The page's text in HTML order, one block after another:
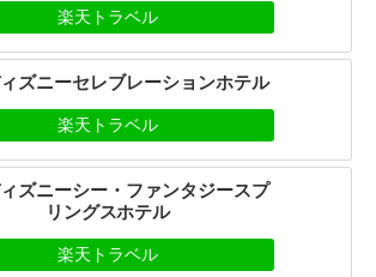
楽天トラベル
ズニーセレブレーションホテル
楽天トラベル
ズニーシー・ファンタジースプ
リングスホテル
楽天トラベル